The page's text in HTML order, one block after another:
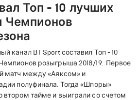
Топ - 10 лучших
Чемпионов
канал BT Sport составил Топ - 10
розыгрыша 2018/19. Первое
матч между«Аяксом» и
полуфинала. Тогда«Шпоры»
втором тайме и выиграли со счетом